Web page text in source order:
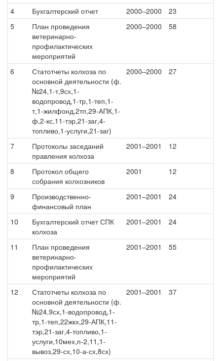
4 Бухгалтерский отчет 2000–2000
23
5
План проведения
ветеринарно-
профилактических
мероприятий
2000–2000 58
6
Статотчеты колхоза по
основной деятельности (ф.
№24,1-т,9сх,1-
водопровод,1-тр,1-теп,1-
т,1-жилфонд,2тп,29-АПК,1-
ф,2-кс,11-тэр,21-заг,4-
топливо,1-услуги,21-заг)
2000–2000 27
7
Протоколы заседаний
правления колхоза
2001–2001 12
8
Протокол общего
собрания колхозников
2001 12
9
Производственно-
финансовый план
2001–2001 24
10
Бухгалтерский отчет СПК
колхоза
2001–2001 24
11
План проведения
ветеринарно-
профилактических
мероприятий
2001–2001 55
12
Статотчеты колхоза по
основной деятельности (ф.
№24,9сх,1-водопровод,1-
тр,1-теп,22жкх,29-АПК,11-
тэр,21-заг,4-топливо,1-
услуги,10мех,п-2,11,1-
вывоз,29-сх,10-а-сх,8сх)
2001–2001 37